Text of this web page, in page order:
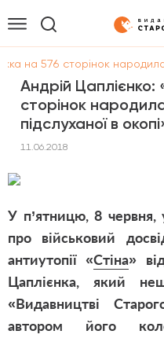
на 576 сторінок
Андрій
сторінок
підслуханої в
11.06.2018
У п’ятницю, 8 червня,
про військовий
антиутопії «Стіна»
Цаплієнка, який
«Видавництві
автором його